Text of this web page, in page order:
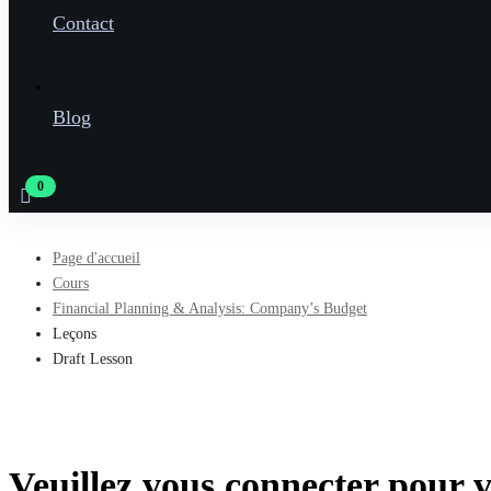
Contact
Blog
Page d'accueil
Cours
Financial Planning & Analysis: Company’s Budget
Leçons
Draft Lesson